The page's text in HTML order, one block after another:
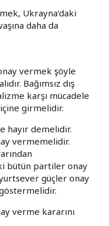
Ukrayna’daki
daha da
vermek şöyle
Bağımsız dış
karşı mücadele
girmelidir.
hayır demelidir.
vermemelidir.
bütün partiler onay
güçler onay
göstermelidir.
verme kararını